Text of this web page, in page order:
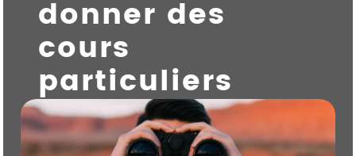
donner des
cours
particuliers